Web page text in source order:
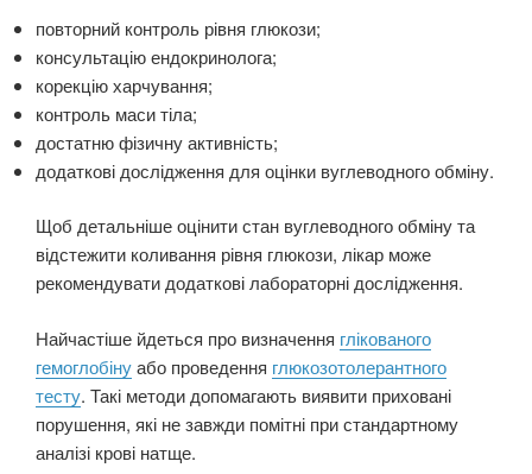
повторний контроль рівня глюкози;
консультацію ендокринолога;
корекцію харчування;
контроль маси тіла;
достатню фізичну активність;
додаткові дослідження для оцінки вуглеводного обміну.
Щоб детальніше оцінити стан вуглеводного обміну та
відстежити коливання рівня глюкози, лікар може
рекомендувати додаткові лабораторні дослідження.
Найчастіше йдеться про визначення глікованого
гемоглобінуабо проведення глюкозотолерантного
тесту. Такі методи допомагають виявити приховані
порушення, які не завжди помітні при стандартному
аналізі крові натще.